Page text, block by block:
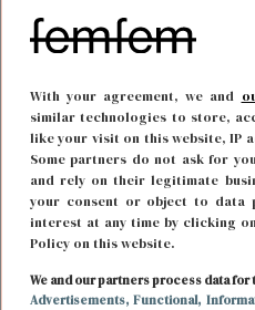
With your agreement, we and
similar technologies to store,
like your visit on this website, IP
Some partners do not ask for
and rely on their legitimate
your consent or object to data
interest at any time by clicking
Policy on this website.
We and our partners process data
Advertisements, Functional,